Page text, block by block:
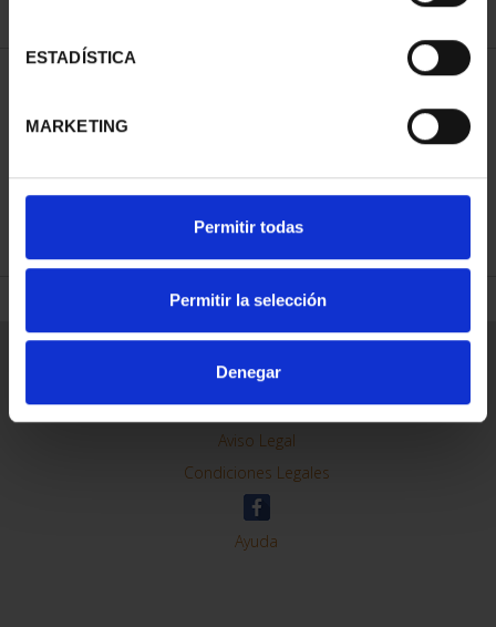
ESTADÍSTICA
MARKETING
Permitir todas
Permitir la selección
Denegar
REFINAR
Contacto
Preguntas Frequentes (FAQs)
Aviso Legal
Condiciones Legales
Ayuda